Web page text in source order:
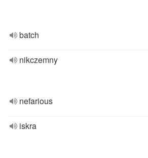
batch
nikczemny
nefarious
iskra